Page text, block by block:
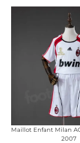
Maillot Enfant Milan
2007